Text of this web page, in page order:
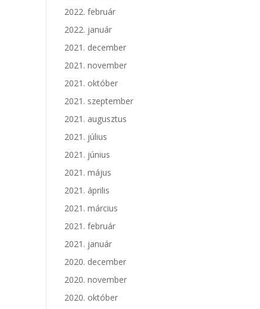
2022. február
2022. január
2021. december
2021. november
2021. október
2021. szeptember
2021. augusztus
2021. július
2021. június
2021. május
2021. április
2021. március
2021. február
2021. január
2020. december
2020. november
2020. október